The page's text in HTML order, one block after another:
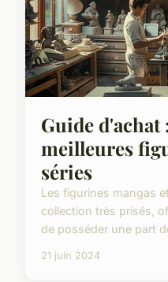
Guide
meilleures
séries
Les figurines mangas
collection très prisés,
de posséder une part
21 juin 2024